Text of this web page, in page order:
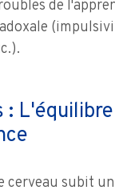
de
:
cerveau subit